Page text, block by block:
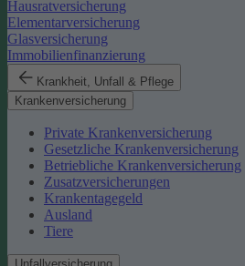
Hausratversicherung
Elementarversicherung
Glasversicherung
Immobilienfinanzierung
Krankheit, Unfall & Pflege
Krankenversicherung
Private Krankenversicherung
Gesetzliche Krankenversicherung
Betriebliche Krankenversicherung
Zusatzversicherungen
Krankentagegeld
Ausland
Tiere